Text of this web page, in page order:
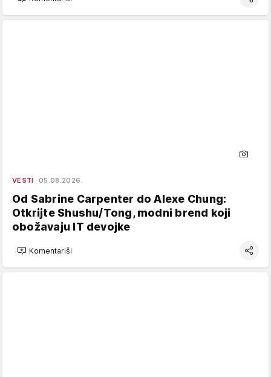
VESTI 05.08.2026.
Od Sabrine Carpenter do Alexe Chung:
Otkrijte Shushu/Tong, modni brend koji
obožavaju IT devojke
Komentariši